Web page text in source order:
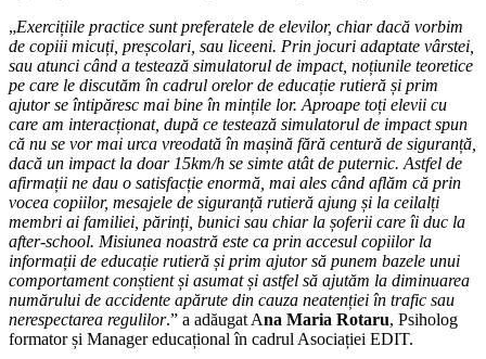
„Exercițiile practice sunt preferatele de elevilor, chiar dacă vorbim
de copiii micuți, preșcolari, sau liceeni. Prin jocuri adaptate vârstei,
sau atunci când a testează simulatorul de impact, noțiunile teoretice
pe care le discutăm în cadrul orelor de educație rutieră și prim
ajutor se întipăresc mai bine în mințile lor. Aproape toți elevii cu
care am interacționat, după ce testează simulatorul de impact spun
că nu se vor mai urca vreodată în mașină fără centură de siguranță,
dacă un impact la doar 15km/h se simte atât de puternic. Astfel de
afirmații ne dau o satisfacție enormă, mai ales când aflăm că prin
vocea copiilor, mesajele de siguranță rutieră ajung și la ceilalți
membri ai familiei, părinți, bunici sau chiar la șoferii care îi duc la
after-school. Misiunea noastră este ca prin accesul copiilor la
informații de educație rutieră și prim ajutor să punem bazele unui
comportament conștient și asumat și astfel să ajutăm la diminuarea
numărului de accidente apărute din cauza neatenției în trafic sau
nerespectarea regulilor.” a adăugat Ana Maria Rotaru, Psiholog
formator și Manager educațional în cadrul Asociației EDIT.